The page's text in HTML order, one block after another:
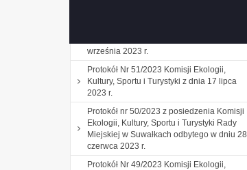
września 2023 r.
Protokół Nr 51/2023 Komisji Ekologii,
Kultury, Sportu i Turystyki z dnia 17 lipca
2023 r.
Protokół nr 50/2023 z posiedzenia Komisji
Ekologii, Kultury, Sportu i Turystyki Rady
Miejskiej w Suwałkach odbytego w dniu 28
czerwca 2023 r.
Protokół Nr 49/2023 Komisji Ekologii,